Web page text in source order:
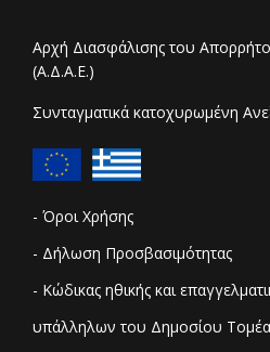
Αρχή Διασφάλισης του
(Α.Δ.Α.Ε.)
Συνταγματικά κατοχυρωμένη
- Όροι Χρήσης
- Δήλωση Προσβασιμότητας
- Κώδικας ηθικής και
υπάλληλων του Δημοσίου Τομέα